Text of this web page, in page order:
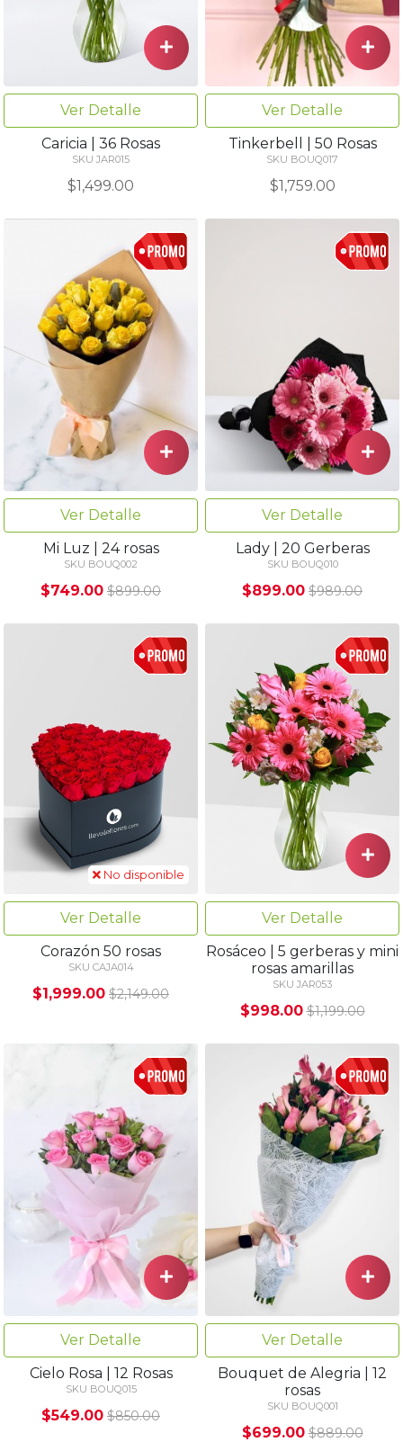
Ver Detalle
Caricia | 36 Rosas
SKU JAR015
$1,499.00
Ver Detalle
Tinkerbell | 50 Rosas
SKU BOUQ017
$1,759.00
Ver Detalle
Mi Luz | 24 rosas
SKU BOUQ002
$749.00 $899.00
Ver Detalle
Lady | 20 Gerberas
SKU BOUQ010
$899.00 $989.00
No disponible
Ver Detalle
Corazón 50 rosas
SKU CAJA014
$1,999.00 $2,149.00
Ver Detalle
Rosáceo | 5 gerberas y mini
rosas amarillas
SKU JAR053
$998.00 $1,199.00
Ver Detalle
Cielo Rosa | 12 Rosas
SKU BOUQ015
$549.00 $850.00
Ver Detalle
Bouquet de Alegria | 12
rosas
SKU BOUQ001
$699.00 $889.00